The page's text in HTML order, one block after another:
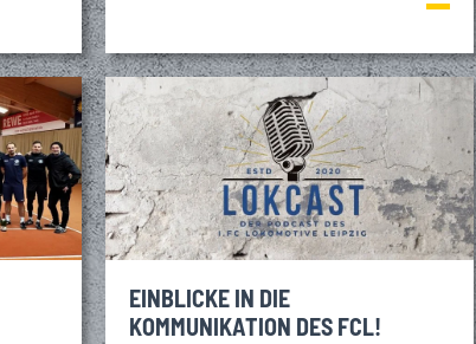
EINBLICKE IN DIE
KOMMUNIKATION DES FCL!